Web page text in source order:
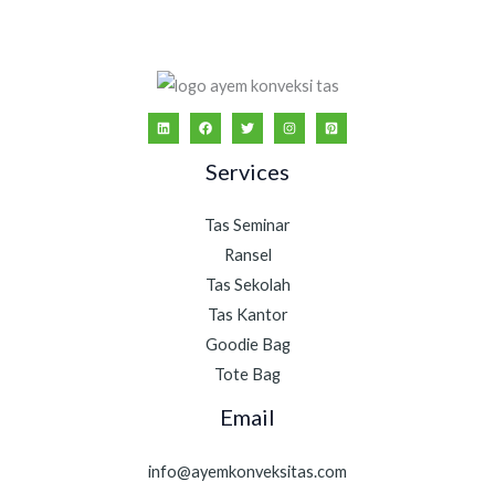
Services
Tas Seminar
Ransel
Tas Sekolah
Tas Kantor
Goodie Bag
Tote Bag
Email
info@ayemkonveksitas.com